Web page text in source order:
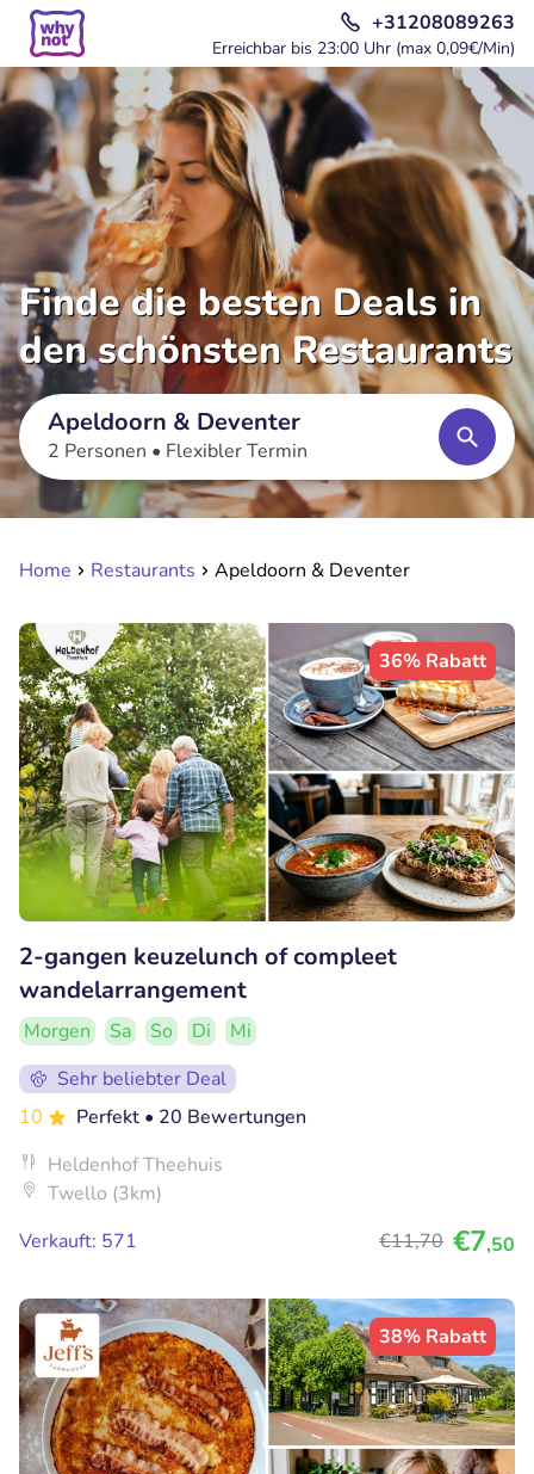
+31208089263
Erreichbar bis 23:00 Uhr (max 0,09€/Min)
Finde die besten Deals in
den schönsten Restaurants
Apeldoorn & Deventer
2 Personen • Flexibler Termin
Home Restaurants Apeldoorn & Deventer
36% Rabatt
2-gangen keuzelunch of compleet
wandelarrangement
Morgen Sa So Di
Mi
Sehr beliebter Deal
10
Perfekt • 20 Bewertungen
Heldenhof Theehuis
Twello (3km)
Verkauft: 571
€11,70 €7,50
38% Rabatt